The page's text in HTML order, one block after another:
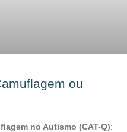
ou
no Autismo (CAT-Q):